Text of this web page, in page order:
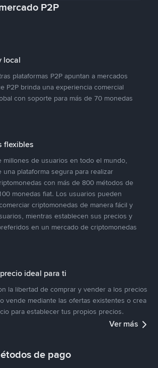
P2P
local
plataformas P2P apuntan a mercados
P2P brinda una experiencia comercial
con soporte para más de 70 monedas
flexibles
millones de usuarios en todo el mundo,
una plataforma segura para realizar
con más de 800 métodos de
monedas fiat. Los usuarios pueden
criptomonedas de manera fácil y
mientras establecen sus precios y
en un mercado de criptomonedas
ideal para ti
la libertad de comprar y vender a los precios
vende mediante las ofertas existentes o crea
para establecer tus propios precios.
Ver más
de pago